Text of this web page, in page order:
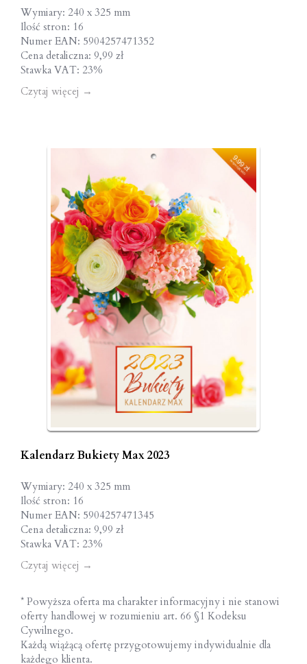
Wymiary: 240 x 325 mm
Ilość stron: 16
Numer EAN: 5904257471352
Cena detaliczna: 9,99 zł
Stawka VAT: 23%
Czytaj więcej →
Kalendarz Bukiety Max 2023
Wymiary: 240 x 325 mm
Ilość stron: 16
Numer EAN: 5904257471345
Cena detaliczna: 9,99 zł
Stawka VAT: 23%
Czytaj więcej →
* Powyższa oferta ma charakter informacyjny i nie stanowi
oferty handlowej w rozumieniu art. 66 §1 Kodeksu
Cywilnego.
Każdą wiążącą ofertę przygotowujemy indywidualnie dla
każdego klienta.